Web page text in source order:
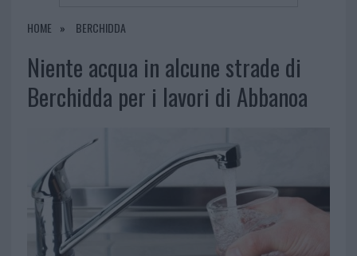
HOME BERCHIDDA
Niente acqua in alcune strade di
Berchidda per i lavori di Abbanoa